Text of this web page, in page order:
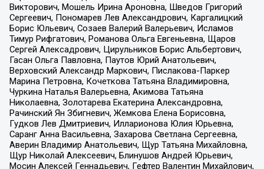
Викторович, Мошель Ирина Ароновна, Шведов Григорий
Сергеевич, Пономарев Лев Александрович, Каргалицкий
Борис Юльевич, Созаев Валерий Валерьевич, Исламов
Тимур Рифгатович, Романова Ольга Евгеньевна, Щаров
Сергей Алексадрович, Цирульников Борис Альбертович,
Гасан Ольга Павловна, Паутов Юрий Анатольевич,
Верховский Александр Маркович, Пислакова-Паркер
Марина Петровна, Кочеткова Татьяна Владимировна,
Чуркина Наталья Валерьевна, Акимова Татьяна
Николаевна, Золотарева Екатерина Александровна,
Рачинский Ян Збигневич, Жемкова Елена Борисовна,
Гудков Лев Дмитриевич, Илларионова Юлия Юрьевна,
Саранг Анна Васильевна, Захарова Светлана Сергеевна,
Аверин Владимир Анатольевич, Щур Татьяна Михайловна,
Щур Николай Алексеевич, Блинушов Андрей Юрьевич,
Мосин Алексей Геннадьевич, Гефтер Валентин Михайлович,